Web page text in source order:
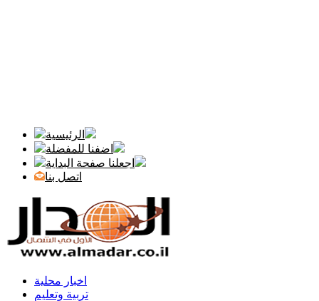
الرئيسية
اضفنا للمفضلة
اجعلنا صفحة البداية
اتصل بنا
اخبار محلية
تربية وتعليم